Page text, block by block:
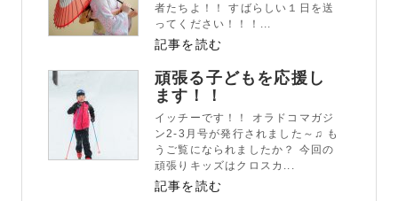
者たちよ！！ すばらしい１日を送
ってください！！！...
記事を読む
頑張る子どもを応援し
ます！！
イッチーです！！ オラドコマガジ
ン2‐3月号が発行されました～♫ も
うご覧になられましたか？ 今回の
頑張りキッズはクロスカ...
記事を読む